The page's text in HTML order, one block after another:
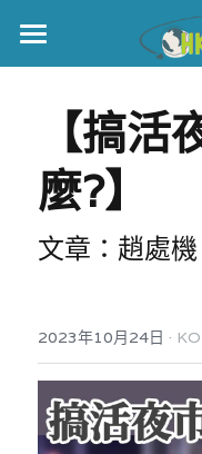
主頁
世界盃
伊美戰爭
黎智英案
美西媒體謊言
宏福‧革新
宏福苑聽證會
宏福火災正視
港聞
中國
國際
【搞
麼?】
文章：趙處機
2023年10月24日 ·